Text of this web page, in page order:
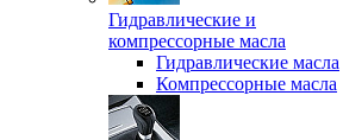
Гидравлические и
компрессорные масла
Гидравлические масла
Компрессорные масла